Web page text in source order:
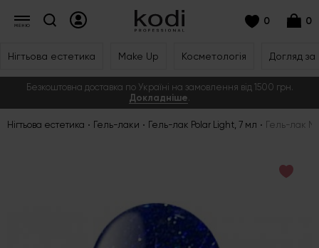
0 0
Нігтьова естетика Make Up Косметологія Догляд
Безкоштовна доставка по Україні на замовлення від 1500 грн.
Докладніше.
Нігтьова естетика Гель-лаки Гель-лак Polar Light, 7 мл Гель-лак №